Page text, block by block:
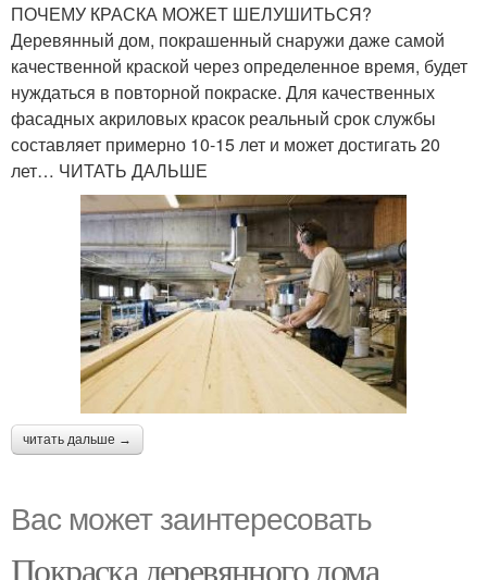
ПОЧЕМУ КРАСКА МОЖЕТ ШЕЛУШИТЬСЯ?
Деревянный дом, покрашенный снаружи даже самой
качественной краской через определенное время, будет
нуждаться в повторной покраске. Для качественных
фасадных акриловых красок реальный срок службы
составляет примерно 10-15 лет и может достигать 20
лет… ЧИТАТЬ ДАЛЬШЕ
читать дальше →
Вас может заинтересовать
Покраска деревянного дома